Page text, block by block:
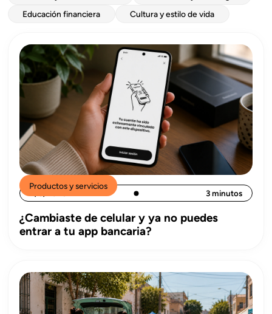
Educación financiera
Cultura y estilo de vida
Productos y servicios
3 minutos
¿Cambiaste de celular y ya no puedes
entrar a tu app bancaria?